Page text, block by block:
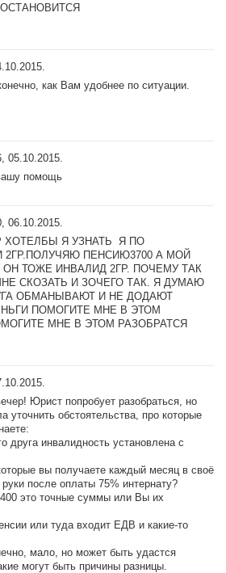
как Вам удобнее по ситуации.
05.10.2015.
помощь
06.10.2015.
ХОТЕЛБЫ Я УЗНАТЬ Я ПО
2ГР.ПОЛУЧЯЮ ПЕНСИЮ3700 А МОЙ
ОН ТОЖЕ ИНВАЛИД 2ГР. ПОЧЕМУ ТАК
СКОЗАТЬ И ЗОЧЕГО ТАК. Я ДУМАЮ
ОБМАНЫВАЮТ И НЕ ДОДАЮТ
ПОМОГИТЕ МНЕ В ЭТОМ
МНЕ В ЭТОМ РАЗОБРАТСЯ
Юрист попробует разобраться, но
уточнить обстоятельства, про которые
друга инвалидность установлена с
вы получаете каждый месяц в своё
после оплаты 75% интернату?
это точные суммы или Вы их
или туда входит ЕДВ и какие-то
мало, но может быть удастся
могут быть причины разницы.